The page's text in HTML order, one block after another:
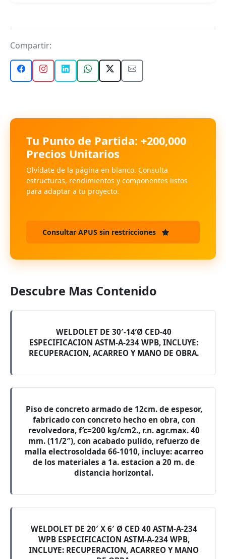
Compartir:
Tu Punto de Partida: +200,000
Precios Unitarios
Olvídate de la página en blanco. Consulta
estructuras, rendimientos y componentes listos
para adaptar a tu proyecto.
Consultar APUS sin restricciones
Descubre Mas Contenido
WELDOLET DE 30′-14’Ø CED-40
ESPECIFICACION ASTM-A-234 WPB, INCLUYE:
RECUPERACION, ACARREO Y MANO DE OBRA.
Piso de concreto armado de 12cm. de espesor,
fabricado con concreto hecho en obra, con
revolvedora, f’c=200 kg/cm2., r.n. agr.max. 40
mm. (11/2″), con acabado pulido, refuerzo de
malla electrosoldada 66-1010, incluye: acarreo
de los materiales a 1a. estacion a 20 m. de
distancia horizontal.
WELDOLET DE 20′ X 6′ Ø CED 40 ASTM-A-234
WPB ESPECIFICACION ASTM-A-234 WPB,
INCLUYE: RECUPERACION, ACARREO Y MANO